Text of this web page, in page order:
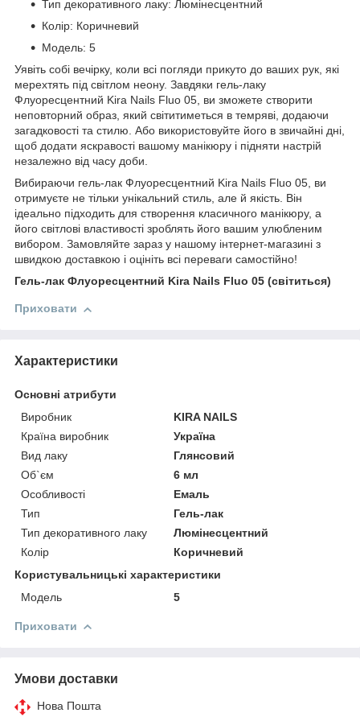
Тип декоративного лаку: Люмінесцентний
Колір: Коричневий
Модель: 5
Уявіть собі вечірку, коли всі погляди прикуто до ваших рук, які
мерехтять під світлом неону. Завдяки гель-лаку
Флуоресцентний Kira Nails Fluo 05, ви зможете створити
неповторний образ, який світитиметься в темряві, додаючи
загадковості та стилю. Або використовуйте його в звичайні дні,
щоб додати яскравості вашому манікюру і підняти настрій
незалежно від часу доби.
Вибираючи гель-лак Флуоресцентний Kira Nails Fluo 05, ви
отримуєте не тільки унікальний стиль, але й якість. Він
ідеально підходить для створення класичного манікюру, а
його світлові властивості зроблять його вашим улюбленим
вибором. Замовляйте зараз у нашому інтернет-магазині з
швидкою доставкою і оцініть всі переваги самостійно!
Гель-лак Флуоресцентний Kira Nails Fluo 05 (світиться)
Приховати
Характеристики
Основні атрибути
Виробник
KIRA NAILS
Країна виробник
Україна
Вид лаку
Глянсовий
Об`єм
6 мл
Особливості
Емаль
Тип
Гель-лак
Тип декоративного лаку
Люмінесцентний
Колір
Коричневий
Користувальницькі характеристики
Мoдель
5
Приховати
Умови доставки
Нова Пошта